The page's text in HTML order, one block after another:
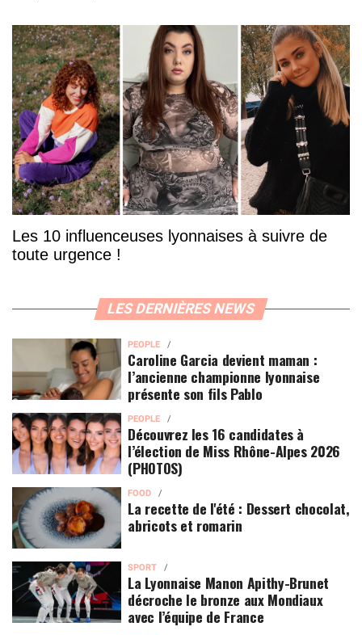
Les 10 influenceuses lyonnaises à suivre de
toute urgence !
LES DERNIÈRES NEWS
PEOPLE
Caroline Garcia devient maman :
l’ancienne championne lyonnaise
présente son fils Pablo
PEOPLE
Découvrez les 16 candidates à
l’élection de Miss Rhône-Alpes 2026
(PHOTOS)
FOOD
La recette de l'été : Dessert chocolat,
abricots et romarin
SPORT
La Lyonnaise Manon Apithy-Brunet
décroche le bronze aux Mondiaux
avec l’équipe de France